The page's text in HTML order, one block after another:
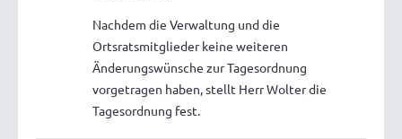
Nachdem die Verwaltung und die
Ortsratsmitglieder keine weiteren
Änderungswünsche zur Tagesordnung
vorgetragen haben, stellt Herr Wolter die
Tagesordnung fest.